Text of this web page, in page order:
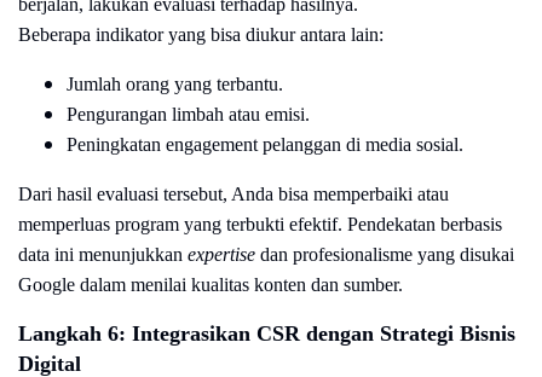
berjalan, lakukan evaluasi terhadap hasilnya.
Beberapa indikator yang bisa diukur antara lain:
Jumlah orang yang terbantu.
Pengurangan limbah atau emisi.
Peningkatan engagement pelanggan di media sosial.
Dari hasil evaluasi tersebut, Anda bisa memperbaiki atau
memperluas program yang terbukti efektif. Pendekatan berbasis
data ini menunjukkan expertise dan profesionalisme yang disukai
Google dalam menilai kualitas konten dan sumber.
Langkah 6: Integrasikan CSR dengan Strategi Bisnis
Digital